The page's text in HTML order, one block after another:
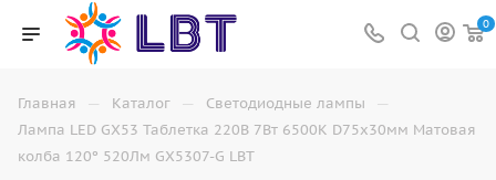
0
Главная — Каталог — Светодиодные лампы —
Лампа LED GX53 Таблетка 220В 7Вт 6500K D75х30мм Матовая
колба 120º 520Лм GX5307-G LBT